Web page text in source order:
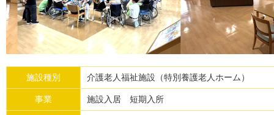
施設種別 介護老人福祉施設（特別養護老人ホーム）
事業 施設入居 短期入所